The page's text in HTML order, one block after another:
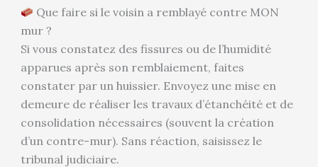
Que faire si le voisin a remblayé contre MON
mur ?
Si vous constatez des fissures ou de l’humidité
apparues après son remblaiement, faites
constater par un huissier. Envoyez une mise en
demeure de réaliser les travaux d’étanchéité et de
consolidation nécessaires (souvent la création
d’un contre-mur). Sans réaction, saisissez le
tribunal judiciaire.